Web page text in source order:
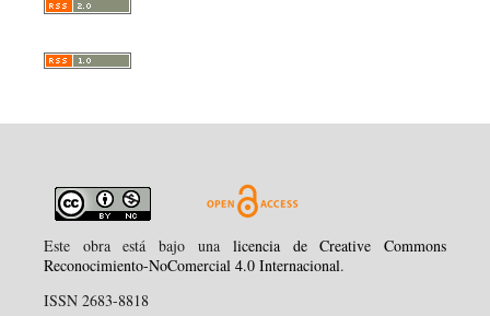
Este obra está bajo unalicencia de Creative Commons
Reconocimiento-NoComercial 4.0 Internacional.
ISSN 2683-8818